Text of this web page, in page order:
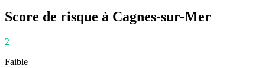
Score de risque à Cagnes-sur-Mer
2
Faible